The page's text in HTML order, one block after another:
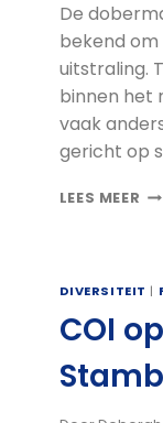
De
bekend om
uitstraling.
binnen het
vaak
gericht op
LEES MEER DE
DNA
DIVERSITEIT |
COI